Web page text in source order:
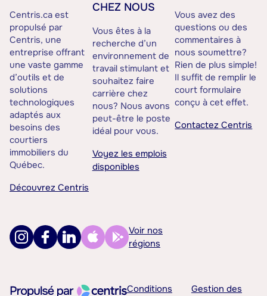
Centris.ca est
propulsé par
Centris, une
entreprise offrant
une vaste gamme
d’outils et de
solutions
technologiques
adaptés aux
besoins des
courtiers
immobiliers du
Québec.
Découvrez Centris
CHEZ NOUS
Vous êtes à la
recherche d’un
environnement de
travail stimulant et
souhaitez faire
carrière chez
nous? Nous avons
peut-être le poste
idéal pour vous.
Voyez les emplois
disponibles
Vous avez des
questions ou des
commentaires à
nous soumettre?
Rien de plus simple!
Il suffit de remplir le
court formulaire
conçu à cet effet.
Contactez Centris
Voir nos
régions
Conditions
Gestion des